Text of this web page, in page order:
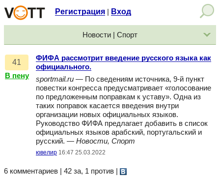
Регистрация Вход
Новости | Спорт
41
В пену
ФИФА рассмотрит введение русского языка как
официального.
sportmail.ru — По сведениям источника, 9-й пункт
повестки конгресса предусматривает «голосование
по предложенным поправкам к уставу». Одна из
таких поправок касается введения внутри
организации новых официальных языков.
Руководство ФИФА предлагает добавить в список
официальных языков арабский, португальский и
русский. — Новости, Спорт
ювелир 16:47 25.03.2022
6 комментариев | 42 за, 1 против